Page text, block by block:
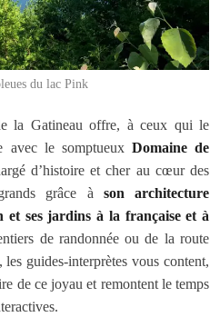
du lac Pink
la Gatineau offre, à ceux qui le
avec le somptueux Domaine de
d’histoire et cher au cœur des
grâce à son architecture
et ses jardins à la française et à
de randonnée ou de la route
guides-interprètes vous content,
de ce joyau et remontent le temps